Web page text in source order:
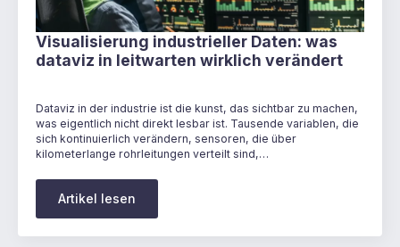
Visualisierung industrieller Daten: was
dataviz in leitwarten wirklich verändert
Dataviz in der industrie ist die kunst, das sichtbar zu machen,
was eigentlich nicht direkt lesbar ist. Tausende variablen, die
sich kontinuierlich verändern, sensoren, die über
kilometerlange rohrleitungen verteilt sind,…
Artikel lesen